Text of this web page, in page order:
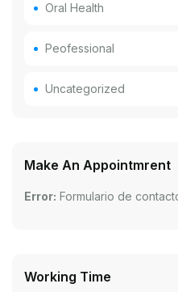
Oral Health
Peofessional
Uncategorized
Make An Appointmrent
Error: Formulario de
Working Time